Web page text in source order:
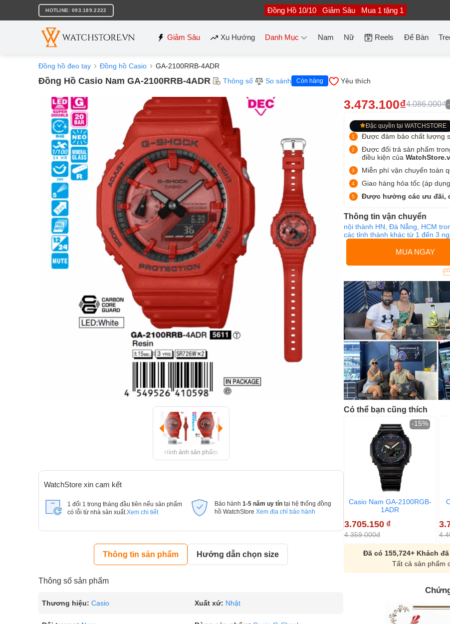
nội
HOTLINE: 093.189.2222 Đồng Hồ 10/10 Giảm Sâu Mua 1 tặng 1
Giảm Sâu Xu Hướng Danh Mục Nam Nữ Reels Để Bàn
Đồng hồ đeo tay Đồng hồ Casio GA-2100RRB-4ADR
Đồng Hồ Casio Nam GA-2100RRB-4ADR Thông số So sánh Còn hàng Yêu thích
Hình ảnh sản phẩm
WatchStore xin cam kết
1 đổi 1 trong tháng đầu tiên nếu sản phẩm
có lỗi từ nhà sản xuất. Xem chi tiết
Bảo hành 1-5 năm uy tín tại hệ thống đồng
hồ WatchStore Xem địa chỉ bảo hành
Thông tin sản phẩm Hướng dẫn chọn size
Thông số sản phẩm
Thương hiệu: Casio Xuất xứ: Nhật
3.473.100₫4.086.000₫
Đặc quyền tại WATCHSTORE
Được đảm bảo chất lượng
Được đổi trả sản phẩm
điều kiện của
Miễn phí vận chuyển toàn
Giao hàng hỏa tốc (áp
Được hưởng các ưu đãi,
Thông tin vận chuyển
nội thành HN, Đà Nẵng, HCM
các tỉnh thành khác từ 1 đến 3
MUA NGAY
Có thể bạn cũng thích
Casio Nam GA-2100RGB-
1ADR
3.705.150 ₫
4.359.000đ
-15%
Đã có 155,724+ Khách
Tất cả sản phẩm